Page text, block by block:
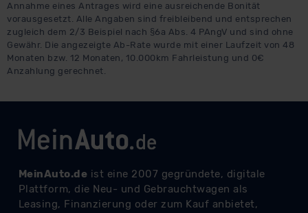
Annahme eines Antrages wird eine ausreichende Bonität
vorausgesetzt. Alle Angaben sind freibleibend und entsprechen
zugleich dem 2/3 Beispiel nach §6a Abs. 4 PAngV und sind ohne
Gewähr. Die angezeigte Ab-Rate wurde mit einer Laufzeit von 48
Monaten bzw. 12 Monaten, 10.000km Fahrleistung und 0€
Anzahlung gerechnet.